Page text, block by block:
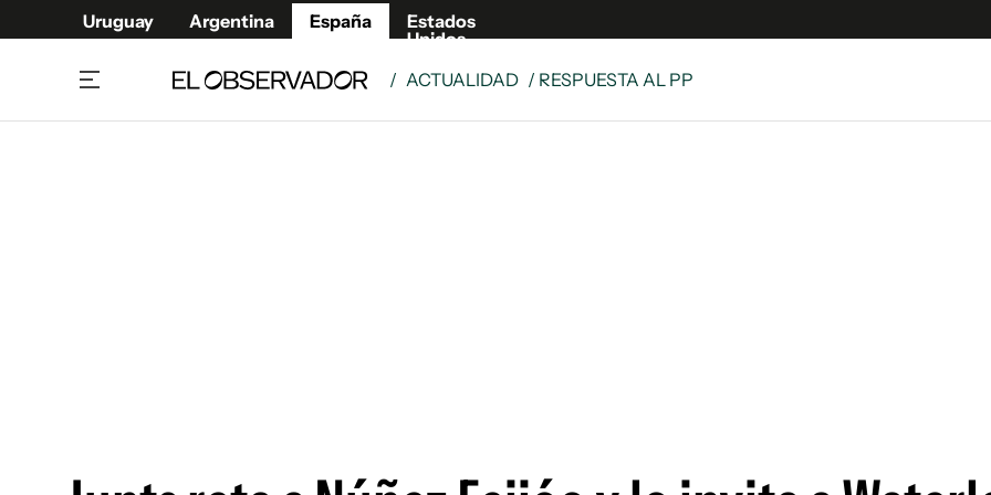
Uruguay Argentina España
Estados
Unidos
/ ACTUALIDAD / RESPUESTA AL PP